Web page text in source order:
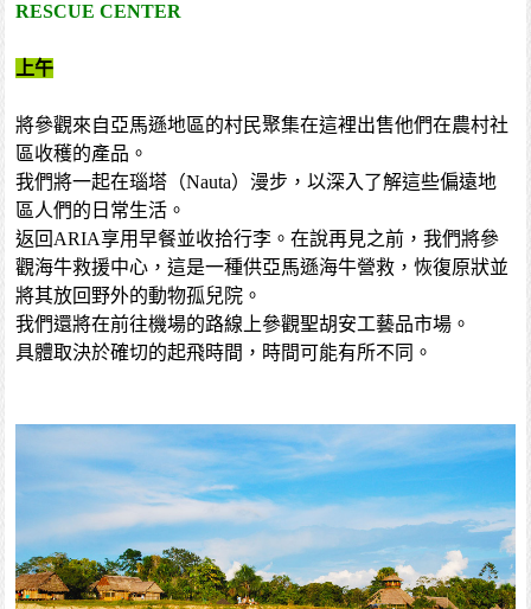
RESCUE CENTER
上午
將參觀來自亞馬遜地區的村民聚集在這裡出售他們在農村社
區收穫的產品。
我們將一起在瑙塔（Nauta）漫步，以深入了解這些偏遠地
區人們的日常生活。
返回ARIA享用早餐並收拾行李。在說再見之前，我們將參
觀海牛救援中心，這是一種供亞馬遜海牛營救，恢復原狀並
將其放回野外的動物孤兒院。
我們還將在前往機場的路線上參觀聖胡安工藝品市場。
具體取決於確切的起飛時間，時間可能有所不同。